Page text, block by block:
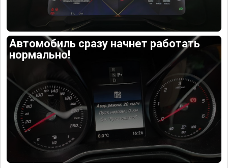
Автомобиль сразу начнет работать
нормально!